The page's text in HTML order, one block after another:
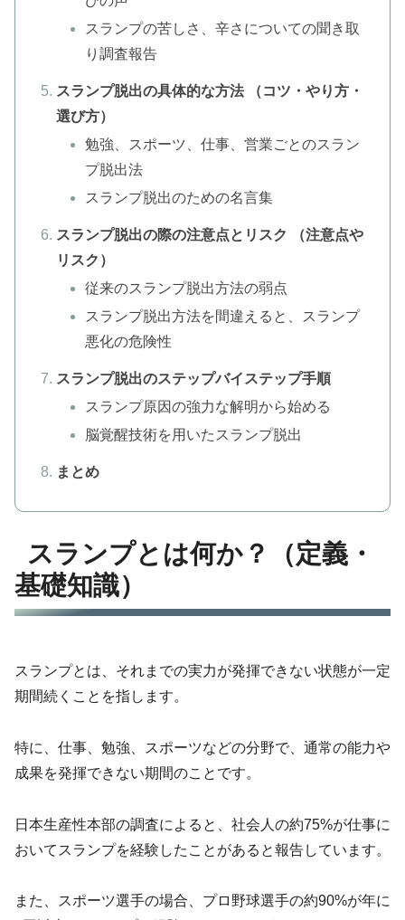
スランプの苦しさ、辛さについての聞き取
り調査報告
スランプ脱出の具体的な方法 （コツ・やり方・
選び方）
勉強、スポーツ、仕事、営業ごとのスラン
プ脱出法
スランプ脱出のための名言集
スランプ脱出の際の注意点とリスク （注意点や
リスク）
従来のスランプ脱出方法の弱点
スランプ脱出方法を間違えると、スランプ
悪化の危険性
スランプ脱出のステップバイステップ手順
スランプ原因の強力な解明から始める
脳覚醒技術を用いたスランプ脱出
まとめ
スランプとは何か？（定義・
基礎知識）
スランプとは、それまでの実力が発揮できない状態が一定
期間続くことを指します。
特に、仕事、勉強、スポーツなどの分野で、通常の能力や
成果を発揮できない期間のことです。
日本生産性本部の調査によると、社会人の約75%が仕事に
おいてスランプを経験したことがあると報告しています。
また、スポーツ選手の場合、プロ野球選手の約90%が年に